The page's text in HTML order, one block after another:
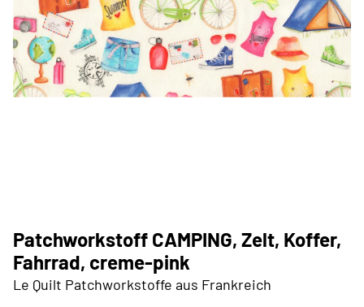
Patchworkstoff CAMPING, Zelt, Koffer,
Fahrrad, creme-pink
Le Quilt Patchworkstoffe aus Frankreich